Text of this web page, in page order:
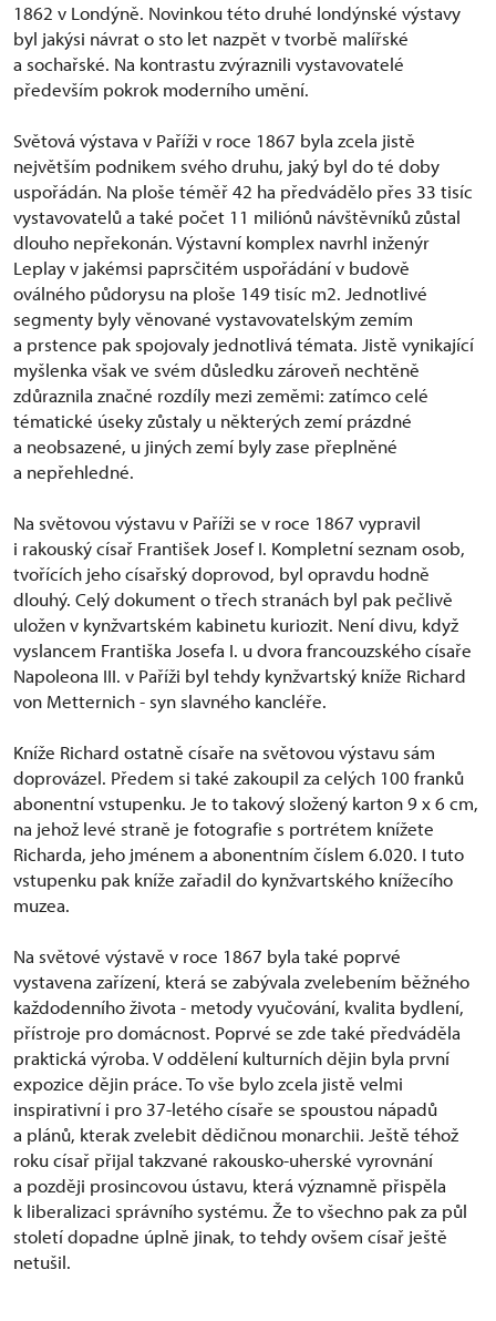
1862 v Londýně. Novinkou této druhé londýnské výstavy
byl jakýsi návrat o sto let nazpět v tvorbě malířské
a sochařské. Na kontrastu zvýraznili vystavovatelé
především pokrok moderního umění.
Světová výstava v Paříži v roce 1867 byla zcela jistě
největším podnikem svého druhu, jaký byl do té doby
uspořádán. Na ploše téměř 42 ha předvádělo přes 33 tisíc
vystavovatelů a také počet 11 miliónů návštěvníků zůstal
dlouho nepřekonán. Výstavní komplex navrhl inženýr
Leplay v jakémsi paprsčitém uspořádání v budově
oválného půdorysu na ploše 149 tisíc m2. Jednotlivé
segmenty byly věnované vystavovatelským zemím
a prstence pak spojovaly jednotlivá témata. Jistě vynikající
myšlenka však ve svém důsledku zároveň nechtěně
zdůraznila značné rozdíly mezi zeměmi: zatímco celé
tématické úseky zůstaly u některých zemí prázdné
a neobsazené, u jiných zemí byly zase přeplněné
a nepřehledné.
Na světovou výstavu v Paříži se v roce 1867 vypravil
i rakouský císař František Josef I. Kompletní seznam osob,
tvořících jeho císařský doprovod, byl opravdu hodně
dlouhý. Celý dokument o třech stranách byl pak pečlivě
uložen v kynžvartském kabinetu kuriozit. Není divu, když
vyslancem Františka Josefa I. u dvora francouzského císaře
Napoleona III. v Paříži byl tehdy kynžvartský kníže Richard
von Metternich - syn slavného kancléře.
Kníže Richard ostatně císaře na světovou výstavu sám
doprovázel. Předem si také zakoupil za celých 100 franků
abonentní vstupenku. Je to takový složený karton 9 x 6 cm,
na jehož levé straně je fotografie s portrétem knížete
Richarda, jeho jménem a abonentním číslem 6.020. I tuto
vstupenku pak kníže zařadil do kynžvartského knížecího
muzea.
Na světové výstavě v roce 1867 byla také poprvé
vystavena zařízení, která se zabývala zvelebením běžného
každodenního života - metody vyučování, kvalita bydlení,
přístroje pro domácnost. Poprvé se zde také předváděla
praktická výroba. V oddělení kulturních dějin byla první
expozice dějin práce. To vše bylo zcela jistě velmi
inspirativní i pro 37-letého císaře se spoustou nápadů
a plánů, kterak zvelebit dědičnou monarchii. Ještě téhož
roku císař přijal takzvané rakousko-uherské vyrovnání
a později prosincovou ústavu, která významně přispěla
k liberalizaci správního systému. Že to všechno pak za půl
století dopadne úplně jinak, to tehdy ovšem císař ještě
netušil.